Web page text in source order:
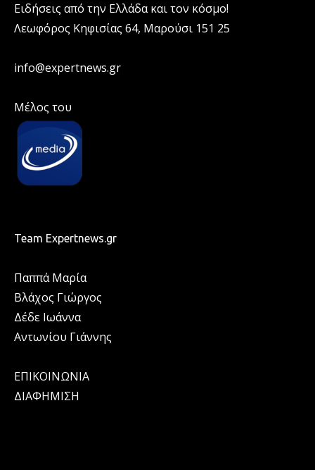
Ειδήσεις από την Ελλάδα και τον κόσμο!
Λεωφόρος Κηφισίας 64, Μαρούσι 151 25
info@expertnews.gr
Μέλος του
Team Expertnews.gr
Παππά Μαρία
Βλάχος Γιώργος
Δέδε Ιωάννα
Αντωνίου Γιάννης
ΕΠΙΚΟΙΝΩΝΙΑ
ΔΙΑΦΗΜΙΣΗ